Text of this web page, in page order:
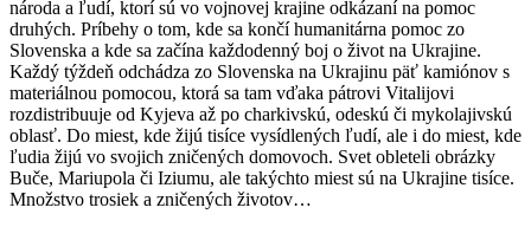
národa a ľudí, ktorí sú vo vojnovej krajine odkázaní na pomoc
druhých. Príbehy o tom, kde sa končí humanitárna pomoc zo
Slovenska a kde sa začína každodenný boj o život na Ukrajine.
Každý týždeň odchádza zo Slovenska na Ukrajinu päť kamiónov s
materiálnou pomocou, ktorá sa tam vďaka pátrovi Vitalijovi
rozdistribuuje od Kyjeva až po charkivskú, odeskú či mykolajivskú
oblasť. Do miest, kde žijú tisíce vysídlených ľudí, ale i do miest, kde
ľudia žijú vo svojich zničených domovoch. Svet obleteli obrázky
Buče, Mariupola či Iziumu, ale takýchto miest sú na Ukrajine tisíce.
Množstvo trosiek a zničených životov…